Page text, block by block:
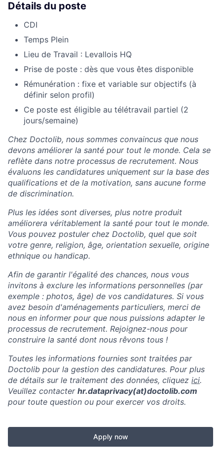
Détails du poste
CDI
Temps Plein
Lieu de Travail : Levallois HQ
Prise de poste : dès que vous êtes disponible
Rémunération : fixe et variable sur objectifs (à
définir selon profil)
Ce poste est éligible au télétravail partiel (2
jours/semaine)
Chez Doctolib, nous sommes convaincus que nous
devons améliorer la santé pour tout le monde. Cela se
reflète dans notre processus de recrutement. Nous
évaluons les candidatures uniquement sur la base des
qualifications et de la motivation, sans aucune forme
de discrimination.
Plus les idées sont diverses, plus notre produit
améliorera véritablement la santé pour tout le monde.
Vous pouvez postuler chez Doctolib, quel que soit
votre genre, religion, âge, orientation sexuelle, origine
ethnique ou handicap.
Afin de garantir l'égalité des chances, nous vous
invitons à exclure les informations personnelles (par
exemple : photos, âge) de vos candidatures. Si vous
avez besoin d'aménagements particuliers, merci de
nous en informer pour que nous puissions adapter le
processus de recrutement. Rejoignez-nous pour
construire la santé dont nous rêvons tous !
Toutes les informations fournies sont traitées par
Doctolib pour la gestion des candidatures. Pour plus
de détails sur le traitement des données, cliquez ici.
Veuillez contacter hr.dataprivacy(at)doctolib.com
pour toute question ou pour exercer vos droits.
Apply now